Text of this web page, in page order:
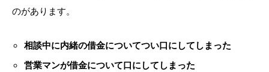
のがあります。
相談中に内緒の借金についてつい口にしてしまった
営業マンが借金について口にしてしまった